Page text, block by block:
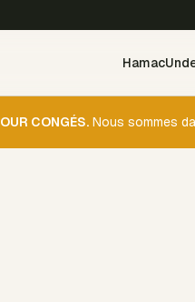
Hamac
CONGÉS.Nous sommes